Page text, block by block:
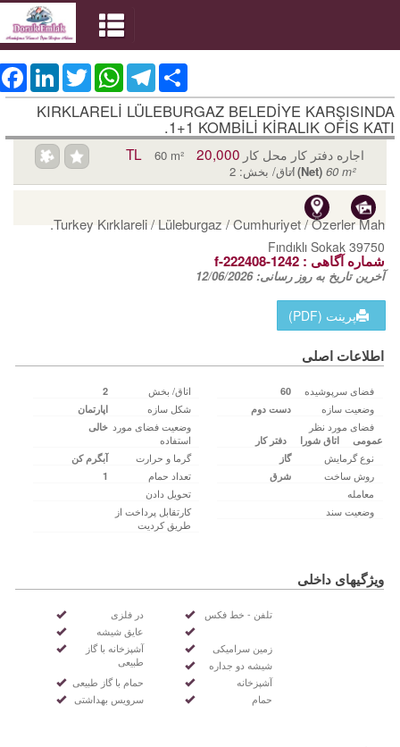
LinkedIn TwitterWhatsAppTelegram Share
KIRKLARELİ LÜLEBURGAZ BELEDİYE KARŞISINDA
1+1 KOMBİLİ KİRALIK OFİS KATI.
اجاره دفتر کار محل کار 20,000 TL
60 m²
/(Net) 60 m² اتاق/ بخش: 2
Turkey Kırklareli / Lüleburgaz / Cumhuriyet/ Özerler Mah.
Fındıklı Sokak 39750
شماره آگاهی‌ : f-222408-1242
آخرین تاریخ به روز رسانی:12/06/2026
پرینت (PDF)
اطلاعات اصلی
اتاق/ بخش 2 فضای سرپوشیده 60
شکل سازه اپارتمان وضعیت سازه دست دوم
وضعیت فضای مورد
استفاده
خالی‌ فضای مورد نظر
عمومی اتاق شورا دفتر کار
گرما و حرارت آبگرم کن نوع گرمایش گاز
تعداد حمام 1 روش ساخت شرق
تحویل دادن
معامله
کارتقابل پرداخت از
طریق کردیت
وضعیت سند
ویژگیهای داخلی
در فلزی
تلفن - خط فکس
عایق شیشه
آشپزخانه با گاز
طبیعی
زمین سرامیکی
شیشه دو جداره
حمام با گاز طبیعی
آشپزخانه
سرویس بهداشتی
حمام